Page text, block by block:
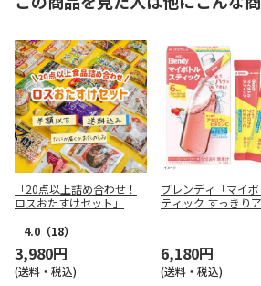
「20点以上詰め合わせ！
ロスおたすけセット」
4.0 （18）
3,980円
(送料・税込)
ブレンディ「マイ
ティック すっきり
6,180円
(送料・税込)